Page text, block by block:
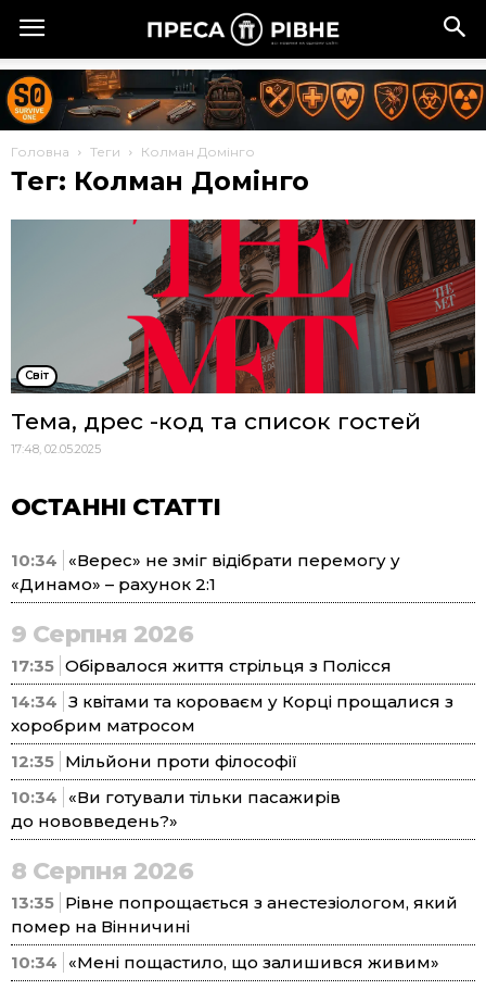
Головна Теги Колман Домінго
Тег: Колман Домінго
Cвіт
Тема, дрес -код та список гостей
17:48, 02.05.2025
ОСТАННІ СТАТТІ
10:34
«Верес» не зміг відібрати перемогу у
«Динамо» – рахунок 2:1
9 Серпня 2026
17:35 Обірвалося життя стрільця з Полісся
14:34 З квітами та короваєм у Корці прощалися з
хоробрим матросом
12:35 Мільйони проти філософії
10:34
«Ви готували тільки пасажирів
до нововведень?»
8 Серпня 2026
13:35 Рівне попрощається з анестезіологом, який
помер на Вінничині
10:34
«Мені пощастило, що залишився живим»